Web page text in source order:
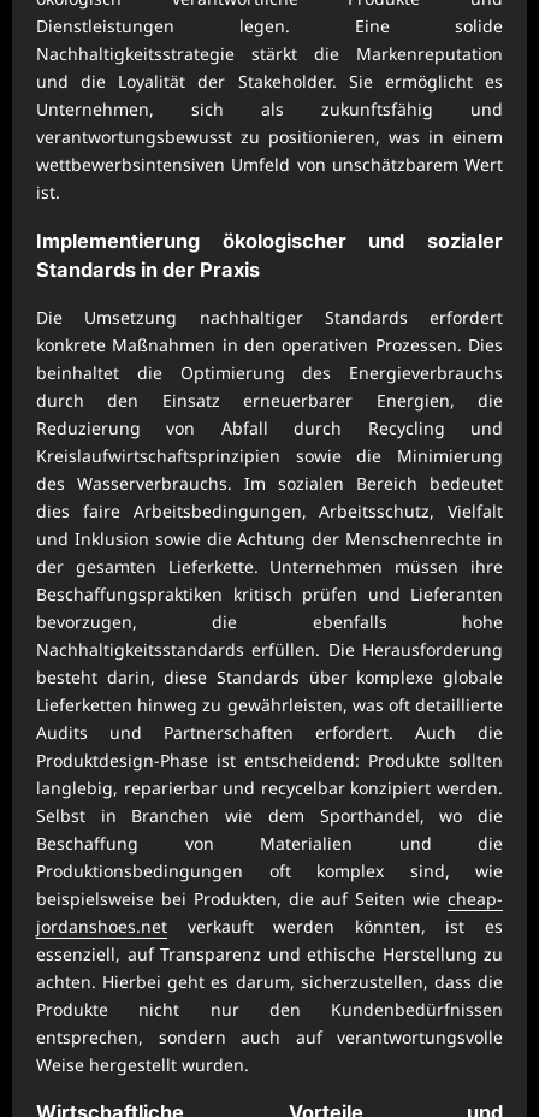
Dienstleistungen legen. Eine solide
Nachhaltigkeitsstrategie stärkt die Markenreputation
und die Loyalität der Stakeholder. Sie ermöglicht es
Unternehmen, sich als zukunftsfähig und
verantwortungsbewusst zu positionieren, was in einem
wettbewerbsintensiven Umfeld von unschätzbarem Wert
ist.
Implementierung ökologischer und sozialer
Standards in der Praxis
Die Umsetzung nachhaltiger Standards erfordert
konkrete Maßnahmen in den operativen Prozessen. Dies
beinhaltet die Optimierung des Energieverbrauchs
durch den Einsatz erneuerbarer Energien, die
Reduzierung von Abfall durch Recycling und
Kreislaufwirtschaftsprinzipien sowie die Minimierung
des Wasserverbrauchs. Im sozialen Bereich bedeutet
dies faire Arbeitsbedingungen, Arbeitsschutz, Vielfalt
und Inklusion sowie die Achtung der Menschenrechte in
der gesamten Lieferkette. Unternehmen müssen ihre
Beschaffungspraktiken kritisch prüfen und Lieferanten
bevorzugen, die ebenfalls hohe
Nachhaltigkeitsstandards erfüllen. Die Herausforderung
besteht darin, diese Standards über komplexe globale
Lieferketten hinweg zu gewährleisten, was oft detaillierte
Audits und Partnerschaften erfordert. Auch die
Produktdesign-Phase ist entscheidend: Produkte sollten
langlebig, reparierbar und recycelbar konzipiert werden.
Selbst in Branchen wie dem Sporthandel, wo die
Beschaffung von Materialien und die
Produktionsbedingungen oft komplex sind, wie
beispielsweise bei Produkten, die auf Seiten wie cheap-
jordanshoes.net verkauft werden könnten, ist es
essenziell, auf Transparenz und ethische Herstellung zu
achten. Hierbei geht es darum, sicherzustellen, dass die
Produkte nicht nur den Kundenbedürfnissen
entsprechen, sondern auch auf verantwortungsvolle
Weise hergestellt wurden.